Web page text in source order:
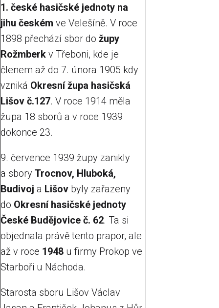
1. české hasičské jednoty na
jihu českém ve Velešíně. V roce
1898 přechází sbor do župy
Rožmberk v Třeboni, kde je
členem až do 7. února 1905 kdy
vzniká Okresní župa hasičská
Lišov č.127. V roce 1914 měla
župa 18 sborů a v roce 1939
dokonce 23.
9. července 1939 župy zanikly
a sbory Trocnov, Hluboká,
Budivoj a Lišov byly zařazeny
do Okresní hasičské jednoty
České Budějovice č. 62. Ta si
objednala právě tento prapor, ale
až v roce 1948 u firmy Prokop ve
Starboři u Náchoda.
Starosta sboru Lišov Václav